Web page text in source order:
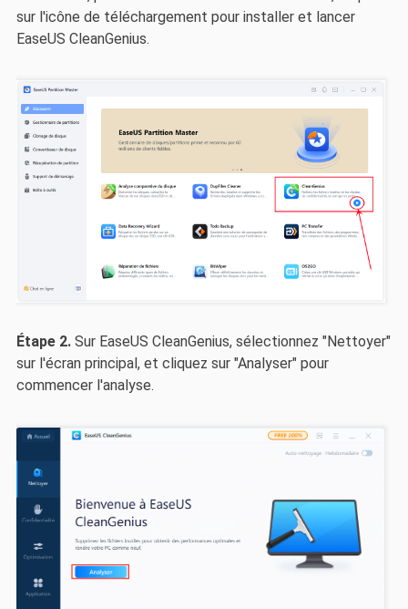
sur l'icône de téléchargement pour installer et lancer
EaseUS CleanGenius.
Étape 2. Sur EaseUS CleanGenius, sélectionnez "Nettoyer"
sur l'écran principal, et cliquez sur "Analyser" pour
commencer l'analyse.